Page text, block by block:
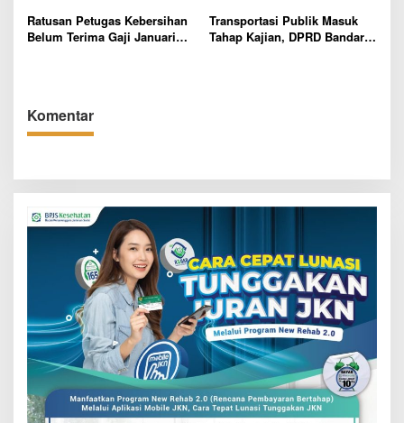
Ratusan Petugas Kebersihan
Belum Terima Gaji Januari
Transportasi Publik Masuk
Tahap Kajian, DPRD Bandar
Komentar